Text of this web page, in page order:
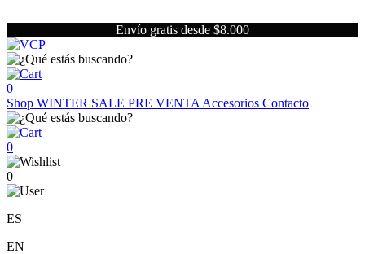
Envío gratis desde $8.000
0
Shop WINTER SALE PRE VENTA Accesorios Contacto
0
0
ES
EN